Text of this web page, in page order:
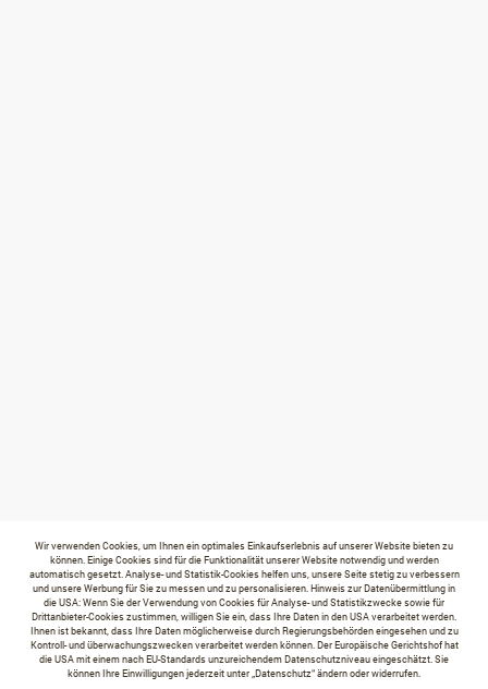
Wir verwenden Cookies, um Ihnen ein optimales Einkaufserlebnis auf unserer Website bieten zu
können. Einige Cookies sind für die Funktionalität unserer Website notwendig und werden
automatisch gesetzt. Analyse- und Statistik-Cookies helfen uns, unsere Seite stetig zu verbessern
und unsere Werbung für Sie zu messen und zu personalisieren. Hinweis zur Datenübermittlung in
die USA: Wenn Sie der Verwendung von Cookies für Analyse- und Statistikzwecke sowie für
Drittanbieter-Cookies zustimmen, willigen Sie ein, dass Ihre Daten in den USA verarbeitet werden.
Ihnen ist bekannt, dass Ihre Daten möglicherweise durch Regierungsbehörden eingesehen und zu
Kontroll- und überwachungszwecken verarbeitet werden können. Der Europäische Gerichtshof hat
die USA mit einem nach EU-Standards unzureichendem Datenschutzniveau eingeschätzt. Sie
können Ihre Einwilligungen jederzeit unter „Datenschutz“ ändern oder widerrufen.